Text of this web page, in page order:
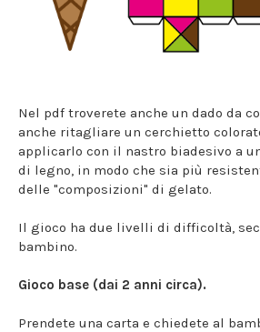
Nel pdf troverete anche un dado da
anche ritagliare un cerchietto
applicarlo con il nastro biadesivo a
di legno, in modo che sia più
delle "composizioni" di gelato.
Il gioco ha due livelli di difficoltà,
bambino.
Gioco base (dai 2 anni circa).
Prendete una carta e chiedete al